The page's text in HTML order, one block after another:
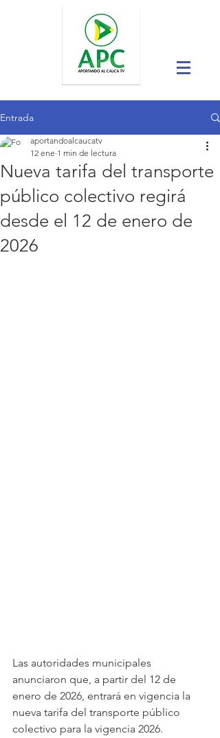
Entrada
Nueva tarifa del transporte
público colectivo regirá
desde el 12 de enero de
2026
aportandoalcaucatv
12 ene 1 min de lectura
Las autoridades municipales
anunciaron que, a partir del 12 de
enero de 2026, entrará en vigencia la
nueva tarifa del transporte público
colectivo para la vigencia 2026.